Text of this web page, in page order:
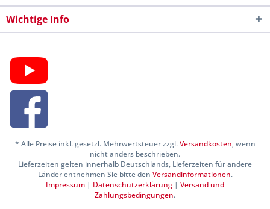
Wichtige Info
* Alle Preise inkl. gesetzl. Mehrwertsteuer zzgl.Versandkosten, wenn
nicht anders beschrieben.
Lieferzeiten gelten innerhalb Deutschlands, Lieferzeiten für andere
Länder entnehmen Sie bitte den Versandinformationen.
Impressum | Datenschutzerklärung | Versand und
Zahlungsbedingungen.